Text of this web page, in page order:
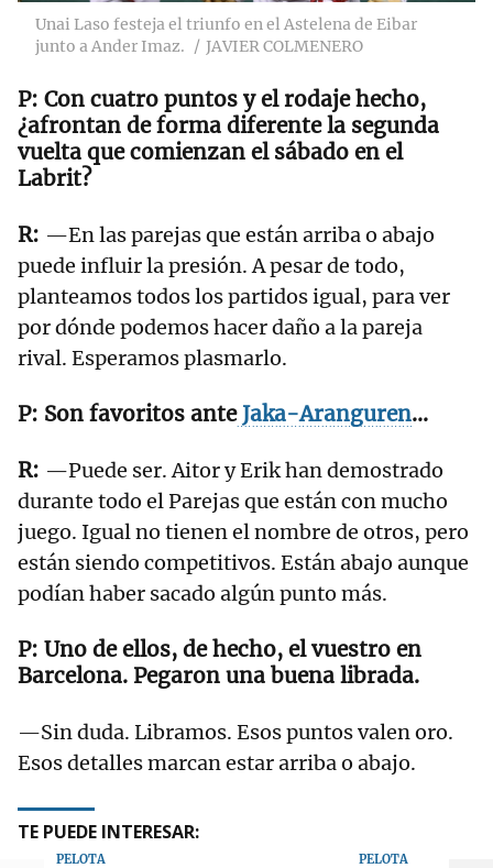
Unai Laso festeja el triunfo en el Astelena de Eibar
junto a Ander Imaz.
JAVIER COLMENERO
Con cuatro puntos y el rodaje hecho,
¿afrontan de forma diferente la segunda
vuelta que comienzan el sábado en el
Labrit?
—En las parejas que están arriba o abajo
puede influir la presión. A pesar de todo,
planteamos todos los partidos igual, para ver
por dónde podemos hacer daño a la pareja
rival. Esperamos plasmarlo.
Son favoritos anteJaka-Aranguren…
—Puede ser. Aitor y Erik han demostrado
durante todo el Parejas que están con mucho
juego. Igual no tienen el nombre de otros, pero
están siendo competitivos. Están abajo aunque
podían haber sacado algún punto más.
Uno de ellos, de hecho, el vuestro en
Barcelona. Pegaron una buena librada.
—Sin duda. Libramos. Esos puntos valen oro.
Esos detalles marcan estar arriba o abajo.
TE PUEDE INTERESAR:
PELOTA PELOTA